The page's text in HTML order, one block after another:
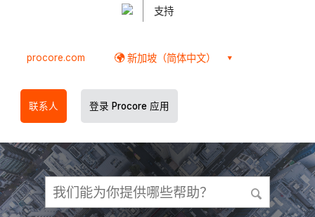
支持
procore.com 新加坡（简体中文）
联系人 登录 Procore 应用